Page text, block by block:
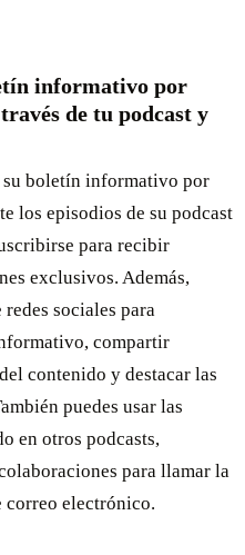
informativo por
de tu podcast y
su boletín informativo por
los episodios de su podcast
para recibir
exclusivos. Además,
sociales para
compartir
contenido y destacar las
puedes usar las
en otros podcasts,
para llamar la
correo electrónico.